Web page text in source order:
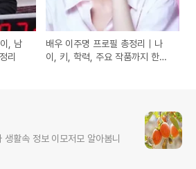
, 남
리
배우 이주명 프로필 총정리｜나
이, 키, 학력, 주요 작품까지 한눈
활속 정보 이모저모 알아봄니